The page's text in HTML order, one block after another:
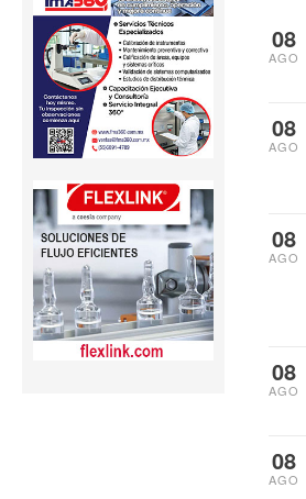
08
AGO
08
AGO
08
AGO
08
AGO
08
AGO